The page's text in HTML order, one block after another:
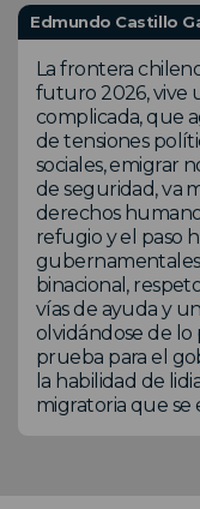
Edmundo Castillo
La frontera
futuro 2026, vive
complicada, que
de tensiones
sociales, emigrar
de seguridad, va
derechos
refugio y el paso
binacional,
vías de ayuda y
olvidándose de lo
prueba para el
la habilidad de
migratoria que se